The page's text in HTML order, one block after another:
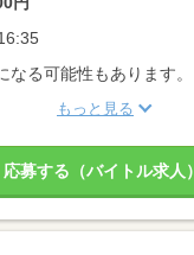
もっと見る
応募する（バイトル求人）